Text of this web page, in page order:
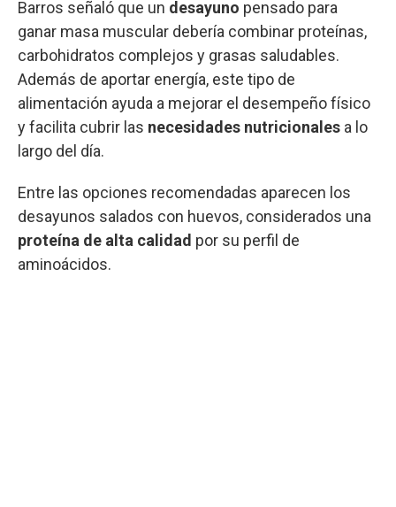
Barros señaló que un desayuno pensado para
ganar masa muscular debería combinar proteínas,
carbohidratos complejos y grasas saludables.
Además de aportar energía, este tipo de
alimentación ayuda a mejorar el desempeño físico
y facilita cubrir las necesidades nutricionales a lo
largo del día.
Entre las opciones recomendadas aparecen los
desayunos salados con huevos, considerados una
proteína de alta calidad por su perfil de
aminoácidos.